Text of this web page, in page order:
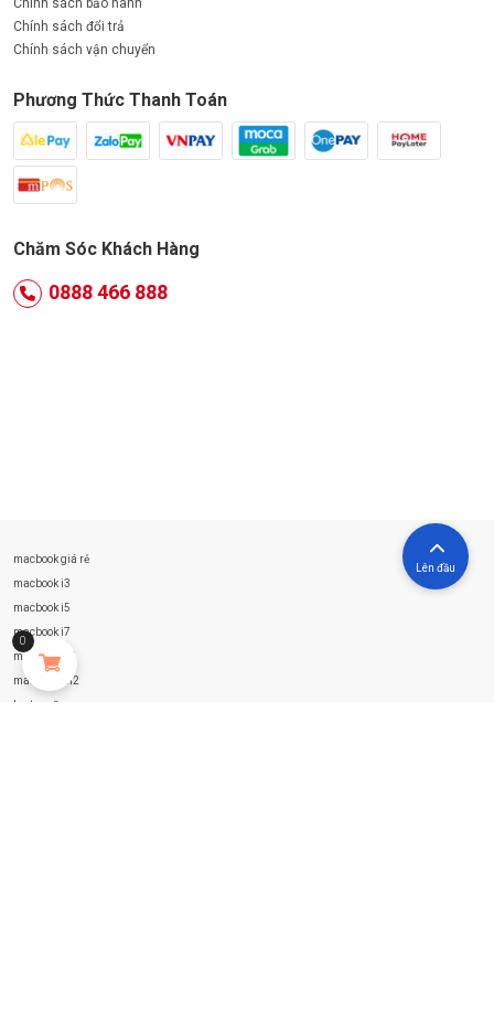
Chính sách bảo hành
Chính sách đổi trả
Chính sách vận chuyển
Phương Thức Thanh Toán
Chăm Sóc Khách Hàng
0888 466 888
macbook giá rẻ
macbook i3
macbook i5
macbook i7
macbook m1
mac book m2
laptop cũ
0
Lên đầu